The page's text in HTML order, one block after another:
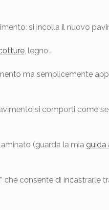
si incolla il nuovo
, legno…
ma semplicemente
si comporti come
(guarda la mia guida
che consente di incastrarle